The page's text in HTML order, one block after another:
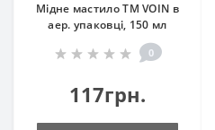
Мідне мастило ТМ VOIN в
аер. упаковці, 150 мл
0
117грн.